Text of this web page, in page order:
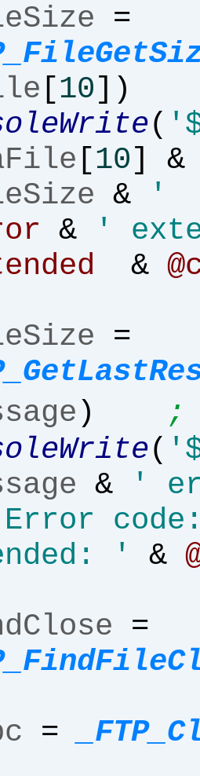
=
[10])
(
[10]
&
&
'
&
'
&
=
)
;
(
&
'
'
&
=
=